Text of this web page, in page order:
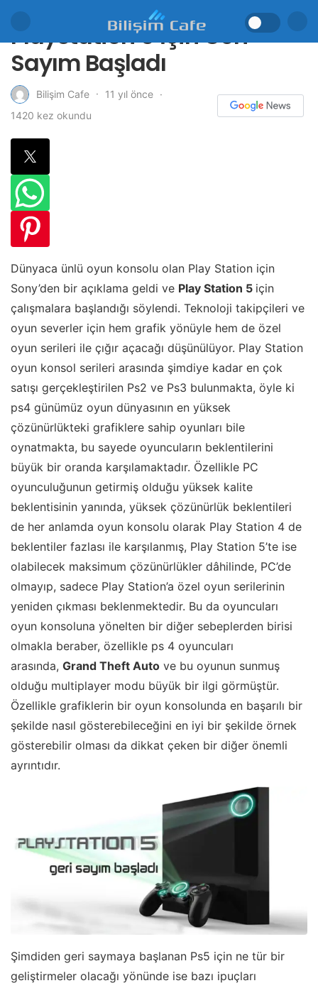
Playstation 5 İçin Geri
Sayım Başladı
Bilişim Cafe
11 yıl önce
1420 kez okundu
Dünyaca ünlü oyun konsolu olan Play Station için
Sony’den bir açıklama geldi ve Play Station 5 için
çalışmalara başlandığı söylendi. Teknoloji takipçileri ve
oyun severler için hem grafik yönüyle hem de özel
oyun serileri ile çığır açacağı düşünülüyor. Play Station
oyun konsol serileri arasında şimdiye kadar en çok
satışı gerçekleştirilen Ps2 ve Ps3 bulunmakta, öyle ki
ps4 günümüz oyun dünyasının en yüksek
çözünürlükteki grafiklere sahip oyunları bile
oynatmakta, bu sayede oyuncuların beklentilerini
büyük bir oranda karşılamaktadır. Özellikle PC
oyunculuğunun getirmiş olduğu yüksek kalite
beklentisinin yanında, yüksek çözünürlük beklentileri
de her anlamda oyun konsolu olarak Play Station 4 de
beklentiler fazlası ile karşılanmış, Play Station 5’te ise
olabilecek maksimum çözünürlükler dâhilinde, PC’de
olmayıp, sadece Play Station’a özel oyun serilerinin
yeniden çıkması beklenmektedir. Bu da oyuncuları
oyun konsoluna yönelten bir diğer sebeplerden birisi
olmakla beraber, özellikle ps 4 oyuncuları
arasında, Grand Theft Auto ve bu oyunun sunmuş
olduğu multiplayer modu büyük bir ilgi görmüştür.
Özellikle grafiklerin bir oyun konsolunda en başarılı bir
şekilde nasıl gösterebileceğini en iyi bir şekilde örnek
gösterebilir olması da dikkat çeken bir diğer önemli
ayrıntıdır.
Şimdiden geri saymaya başlanan Ps5 için ne tür bir
geliştirmeler olacağı yönünde ise bazı ipuçları